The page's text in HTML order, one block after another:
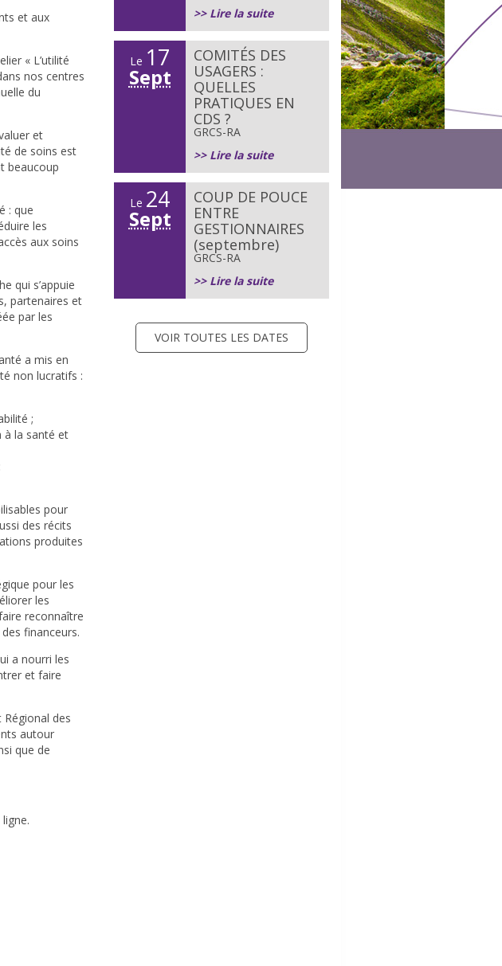
et aux
« L’utilité
nos centres
du
et
de soins est
beaucoup
: que
les
aux soins
qui s’appuie
partenaires et
par les
a mis en
non lucratifs :
;
à la santé et
pour
des récits
produites
pour les
les
reconnaître
financeurs.
a nourri les
et faire
des
autour
que de
>> Lire la suite
Le 17
Sept
COMITÉS DES
USAGERS :
QUELLES
PRATIQUES EN
CDS ?
GRCS-RA
>> Lire la suite
Le 24
Sept
COUP DE POUCE
ENTRE
GESTIONNAIRES
(septembre)
GRCS-RA
>> Lire la suite
VOIR TOUTES LES DATES